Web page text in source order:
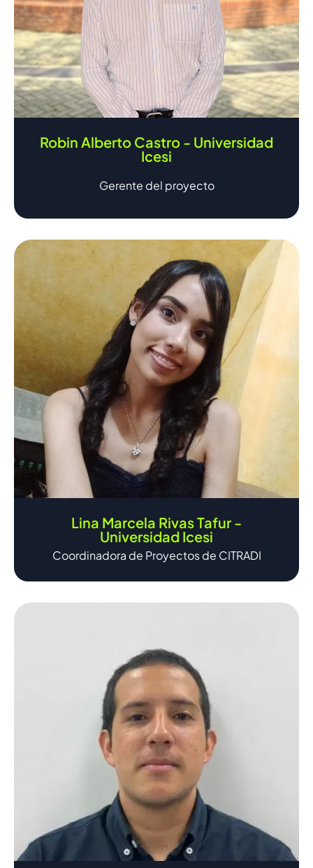
Robin Alberto Castro - Universidad
Icesi
Gerente del proyecto
Lina Marcela Rivas Tafur -
Universidad Icesi
Coordinadora de Proyectos de CITRADI